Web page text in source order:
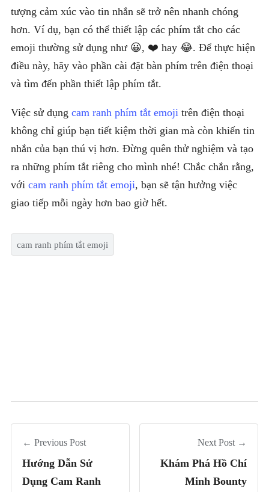
tượng cảm xúc vào tin nhắn sẽ trở nên nhanh chóng
hơn. Ví dụ, bạn có thể thiết lập các phím tắt cho các
emoji thường sử dụng như 😀, ❤️ hay 😂. Để thực hiện
điều này, hãy vào phần cài đặt bàn phím trên điện thoại
và tìm đến phần thiết lập phím tắt.
Việc sử dụng cam ranh phím tắt emoji trên điện thoại
không chỉ giúp bạn tiết kiệm thời gian mà còn khiến tin
nhắn của bạn thú vị hơn. Đừng quên thử nghiệm và tạo
ra những phím tắt riêng cho mình nhé! Chắc chắn rằng,
với cam ranh phím tắt emoji, bạn sẽ tận hưởng việc
giao tiếp mỗi ngày hơn bao giờ hết.
cam ranh phím tắt emoji
← Previous Post
Hướng Dẫn Sử
Dụng Cam Ranh
Next Post →
Khám Phá Hồ Chí
Minh Bounty